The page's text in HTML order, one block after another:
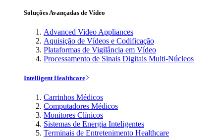
Soluções Avançadas de Vídeo
Advanced Video Appliances
Aquisição de Vídeos e Codificação
Plataformas de Vigilância em Vídeo
Processamento de Sinais Digitais Multi-Núcleos
Intelligent Healthcare
Carrinhos Médicos
Computadores Médicos
Monitores Clínicos
Sistemas de Energia Inteligentes
Terminais de Entretenimento Healthcare